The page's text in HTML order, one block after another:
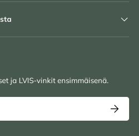
ja LVIS-vinkit ensimmäisenä.
TILAA